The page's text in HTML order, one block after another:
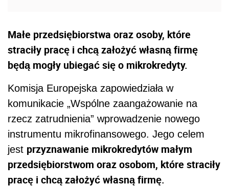
Małe przedsiębiorstwa oraz osoby, które
straciły pracę i chcą założyć własną firmę
będą mogły ubiegać się o mikrokredyty.
Komisja Europejska zapowiedziała w
komunikacie „Wspólne zaangażowanie na
rzecz zatrudnienia” wprowadzenie nowego
instrumentu mikrofinansowego. Jego celem
jest przyznawanie mikrokredytów małym
przedsiębiorstwom oraz osobom, które straciły
pracę i chcą założyć własną firmę.